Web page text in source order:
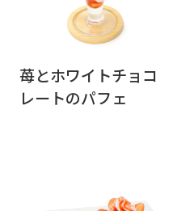
苺とホワイトチョコ
レートのパフェ